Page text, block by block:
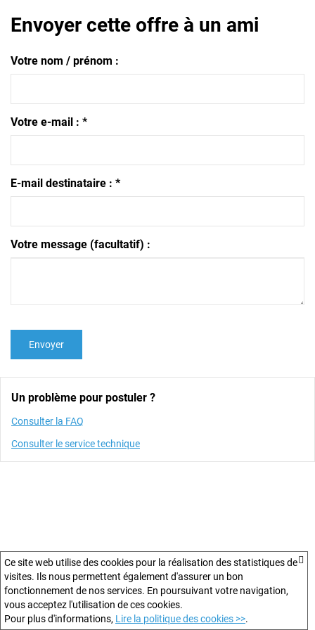
Ce site web utilise des cookies pour la réalisation des statistiques de
visites. Ils nous permettent également d'assurer un bon
fonctionnement de nos services. En poursuivant votre navigation,
vous acceptez l'utilisation de ces cookies.
Pour plus d'informations, Lire la politique des cookies >>.
Envoyer cette offre à un ami
Votre nom / prénom :
Votre e-mail : *
E-mail destinataire : *
Votre message (facultatif) :
Envoyer
Un problème pour postuler ?
Consulter la FAQ
Consulter le service technique